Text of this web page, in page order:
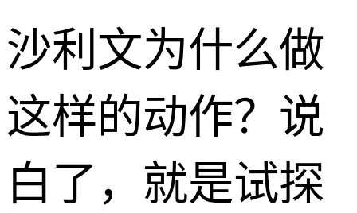
沙利文为什么做
这样的动作？说
白了，就是试探